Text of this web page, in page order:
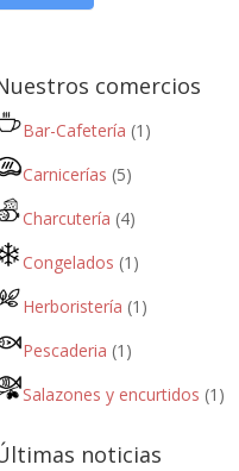
comercios
Bar-Cafetería (1)
Carnicerías (5)
Charcutería (4)
Congelados (1)
Herboristería (1)
Pescaderia (1)
Salazones y encurtidos (1)
noticias